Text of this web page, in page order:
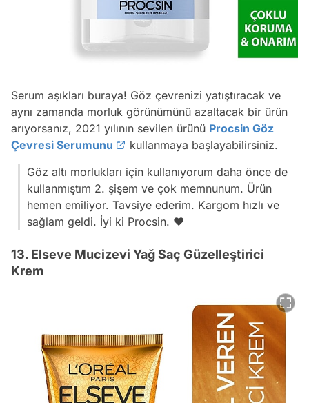
Serum aşıkları buraya! Göz çevrenizi yatıştıracak ve
aynı zamanda morluk görünümünü azaltacak bir ürün
arıyorsanız, 2021 yılının sevilen ürünü Procsin Göz
Çevresi Serumunu
kullanmaya başlayabilirsiniz.
Göz altı morlukları için kullanıyorum daha önce de
kullanmıştım 2. şişem ve çok memnunum. Ürün
hemen emiliyor. Tavsiye ederim. Kargom hızlı ve
sağlam geldi. İyi ki Procsin. ❤️
13. Elseve Mucizevi Yağ Saç Güzelleştirici
Krem